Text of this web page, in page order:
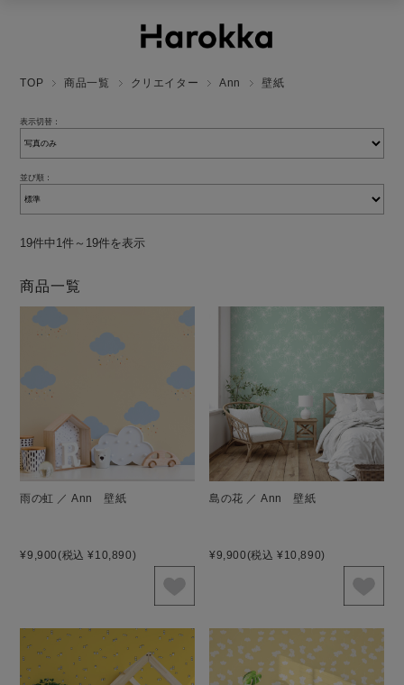
TOP 商品一覧 クリエイター Ann 壁紙
表示切替：
並び順：
19件中1件～19件を表示
商品一覧
雨の虹 ／ Ann 壁紙
¥9,900(税込 ¥10,890)
島の花 ／ Ann 壁紙
¥9,900(税込 ¥10,890)